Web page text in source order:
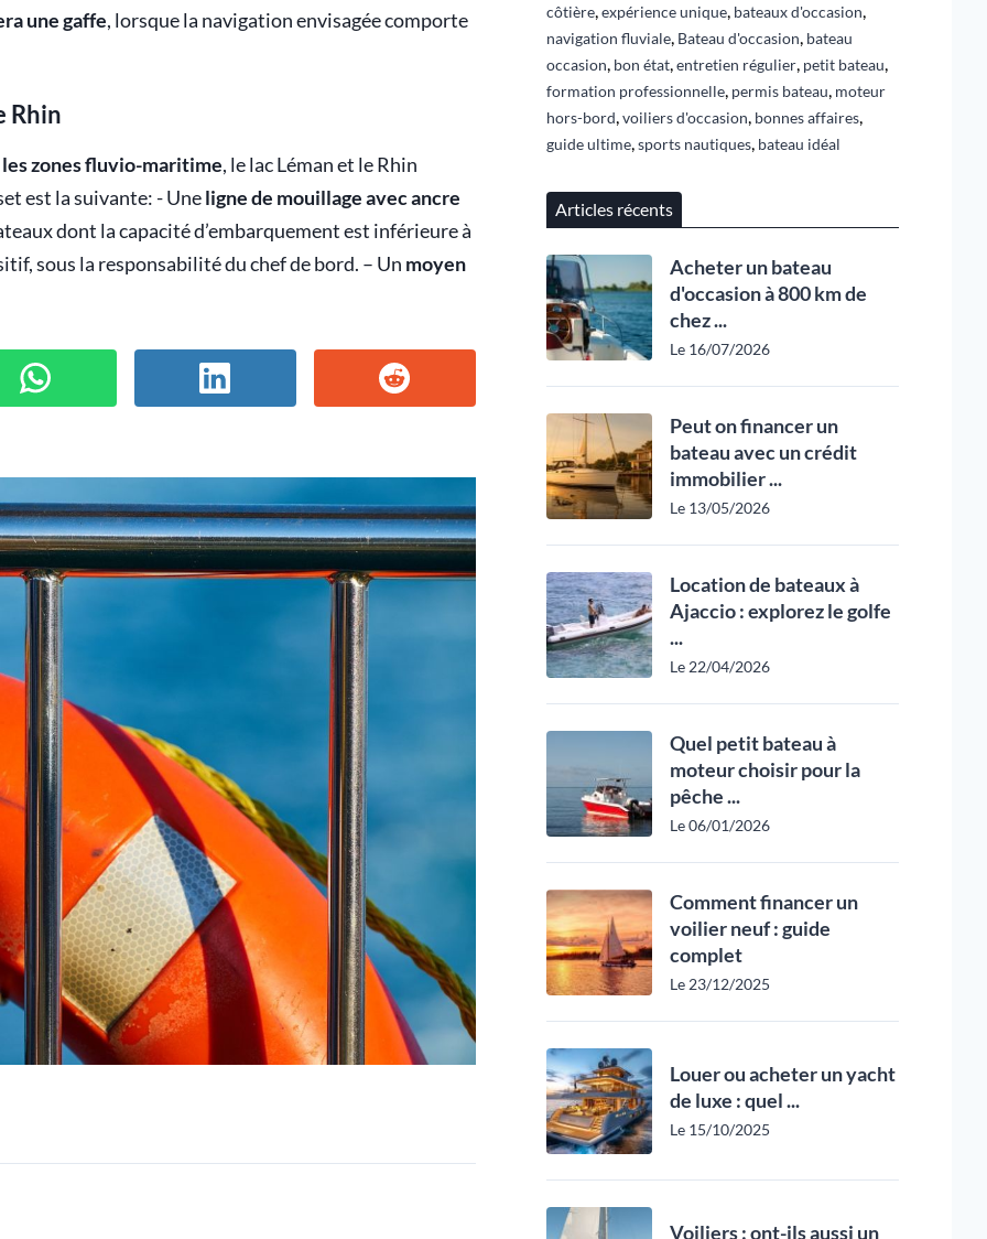
une gaffe, lorsque la navigation envisagée comporte
Rhin
zones fluvio-maritime, le lac Léman et le Rhin
est la suivante: - Uneligne de mouillage avec ancre
dont la capacité d’embarquement est inférieure à
sous la responsabilité du chef de bord. – Un moyen
côtière,expérience unique, bateaux d'occasion,
navigation fluviale, Bateau d'occasion, bateau
occasion, bon état,entretien régulier, petit bateau,
formation professionnelle, permis bateau, moteur
hors-bord,voiliers d'occasion, bonnes affaires,
guide ultime,sports nautiques, bateau idéal
Articles récents
Acheter un bateau
d'occasion à 800 km de
chez ...
Le 16/07/2026
Peut on financer un
bateau avec un crédit
immobilier ...
Le 13/05/2026
Location de bateaux à
Ajaccio : explorez le golfe
...
Le 22/04/2026
Quel petit bateau à
moteur choisir pour la
pêche ...
Le 06/01/2026
Comment financer un
voilier neuf : guide
complet
Le 23/12/2025
Louer ou acheter un yacht
de luxe : quel ...
Le 15/10/2025
Voiliers : ont-ils aussi un